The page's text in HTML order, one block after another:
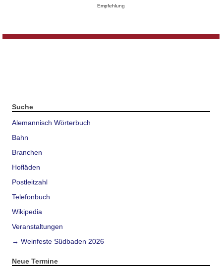
Empfehlung
Suche
Alemannisch Wörterbuch
Bahn
Branchen
Hofläden
Postleitzahl
Telefonbuch
Wikipedia
Veranstaltungen
→ Weinfeste Südbaden 2026
Neue Termine